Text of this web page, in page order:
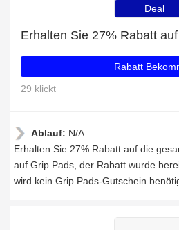
Deal
Rabatt
29 klickt
Ablauf: N/A
Erhalten Sie 27% Rabatt auf die
auf Grip Pads, der Rabatt wurde
wird kein Grip Pads-Gutschein